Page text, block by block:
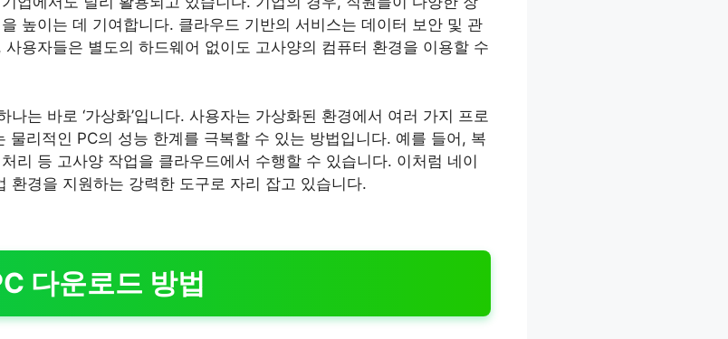
높이는 데 기여합니다. 클라우드 기반의 서비스는 데이터 보안 및 관
용자들은 별도의 하드웨어 없이도 고사양의 컴퓨터 환경을 이용할 수
는 바로 ‘가상화’입니다. 사용자는 가상화된 환경에서 여러 가지 프로
물리적인 PC의 성능 한계를 극복할 수 있는 방법입니다. 예를 들어, 복
리 등 고사양 작업을 클라우드에서 수행할 수 있습니다. 이처럼 네이
환경을 지원하는 강력한 도구로 자리 잡고 있습니다.
다운로드 방법